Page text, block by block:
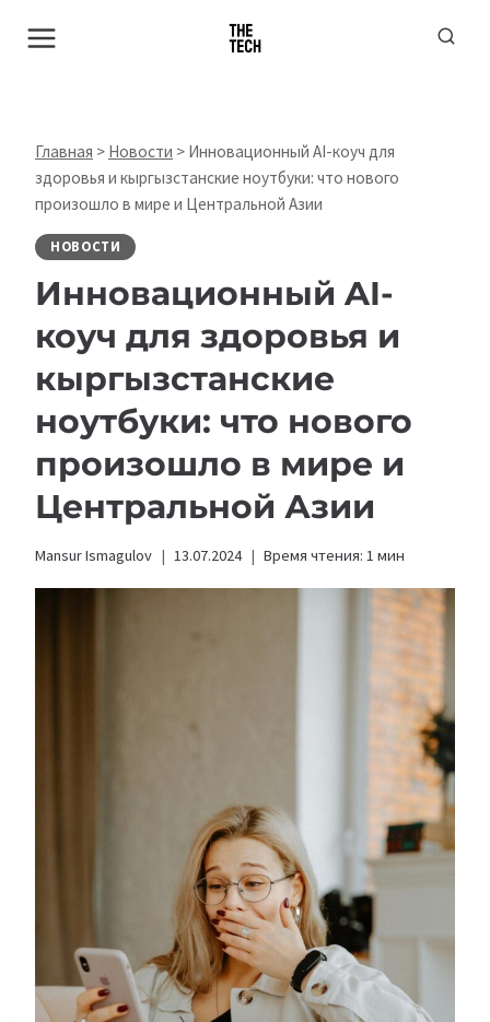
Главная > Новости > Инновационный AI-коуч для
здоровья и кыргызстанские ноутбуки: что нового
произошло в мире и Центральной Азии
НОВОСТИ
Инновационный AI-
коуч для здоровья и
кыргызстанские
ноутбуки: что нового
произошло в мире и
Центральной Азии
Mansur Ismagulov 13.07.2024 Время чтения: 1 мин